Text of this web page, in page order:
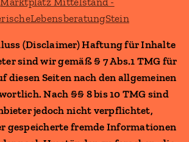
(Disclaimer) Haftung für Inhalte
sind wir gemäß § 7 Abs.1 TMG für
diesen Seiten nach den allgemeinen
Nach §§ 8 bis 10 TMG sind
jedoch nicht verpflichtet,
gespeicherte fremde Informationen